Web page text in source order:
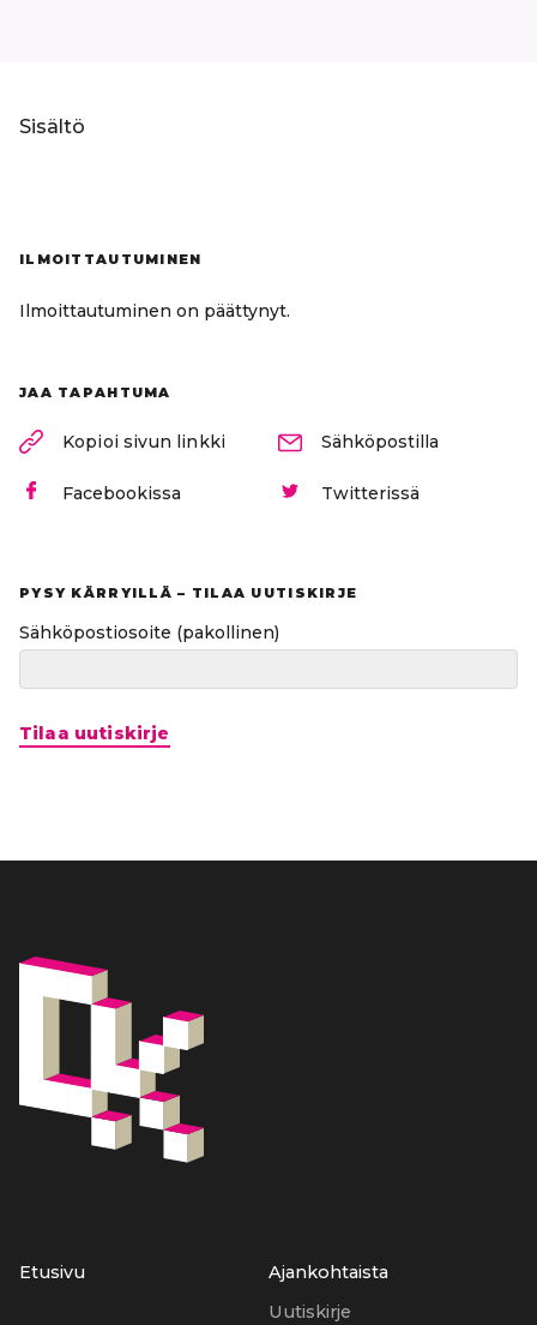
Sisältö
ILMOITTAUTUMINEN
Ilmoittautuminen on päättynyt.
JAA TAPAHTUMA
Kopioi sivun linkki Sähköpostilla
Facebookissa Twitterissä
PYSY KÄRRYILLÄ – TILAA UUTISKIRJE
Sähköpostiosoite (pakollinen)
Tilaa uutiskirje
Etusivu
Ajankohtaista
Uutiskirje